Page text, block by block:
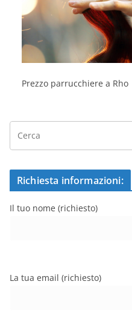
Prezzo parrucchiere a Rho
Richiesta informazioni:
Il tuo nome (richiesto)
La tua email (richiesto)